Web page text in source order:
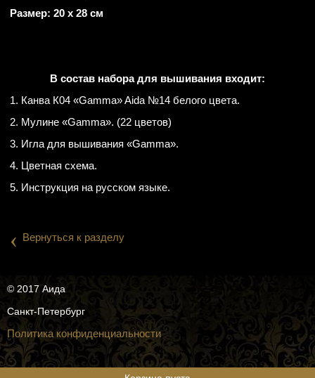
Размер: 20 х 28 см
В состав набора для вышивания входит:
1. Канва К04 «Gamma» Aida №14 белого цвета.
2. Мулине «Gamma». (22 цветов)
3. Игла для вышивания «Gamma».
4. Цветная схема.
5. Инструкция на русском языке.
‹ Вернуться к разделу
© 2017 Аида
Санкт-Петербург
Политика конфиденциальности